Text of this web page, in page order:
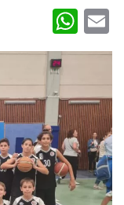
Email